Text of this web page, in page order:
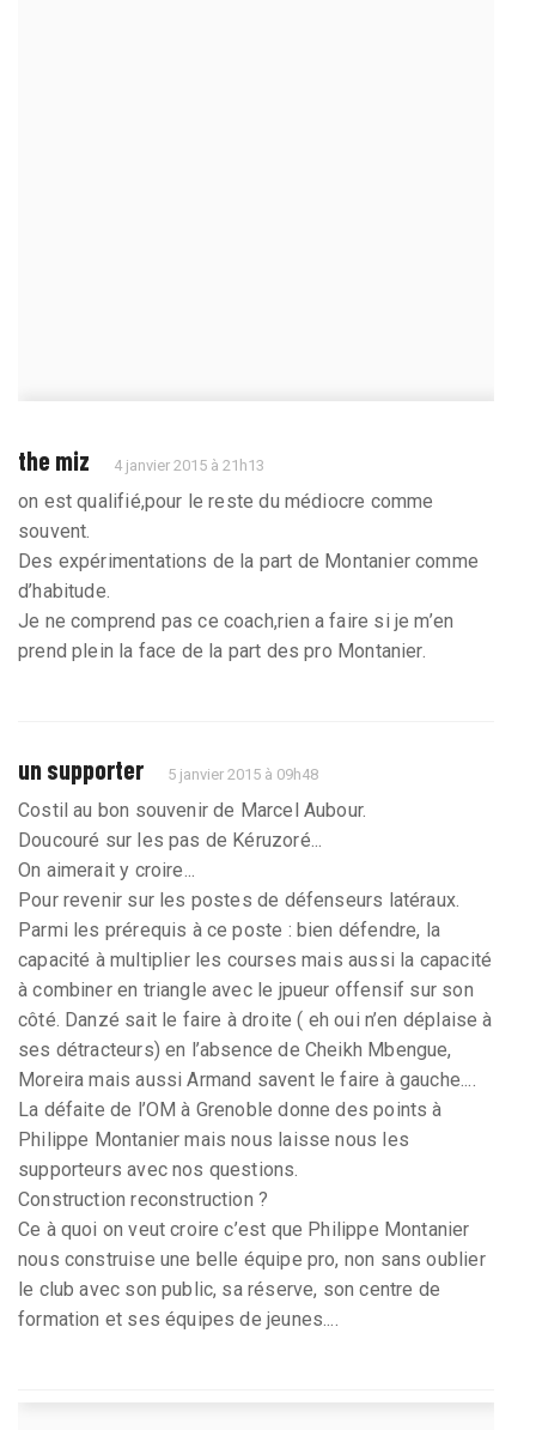
the miz 4 janvier 2015 à 21h13
on est qualifié,pour le reste du médiocre comme
souvent.
Des expérimentations de la part de Montanier comme
d’habitude.
Je ne comprend pas ce coach,rien a faire si je m’en
prend plein la face de la part des pro Montanier.
un supporter 5 janvier 2015 à 09h48
Costil au bon souvenir de Marcel Aubour.
Doucouré sur les pas de Kéruzoré...
On aimerait y croire...
Pour revenir sur les postes de défenseurs latéraux.
Parmi les prérequis à ce poste : bien défendre, la
capacité à multiplier les courses mais aussi la capacité
à combiner en triangle avec le jpueur offensif sur son
côté. Danzé sait le faire à droite ( eh oui n’en déplaise à
ses détracteurs) en l’absence de Cheikh Mbengue,
Moreira mais aussi Armand savent le faire à gauche....
La défaite de l’OM à Grenoble donne des points à
Philippe Montanier mais nous laisse nous les
supporteurs avec nos questions.
Construction reconstruction ?
Ce à quoi on veut croire c’est que Philippe Montanier
nous construise une belle équipe pro, non sans oublier
le club avec son public, sa réserve, son centre de
formation et ses équipes de jeunes....